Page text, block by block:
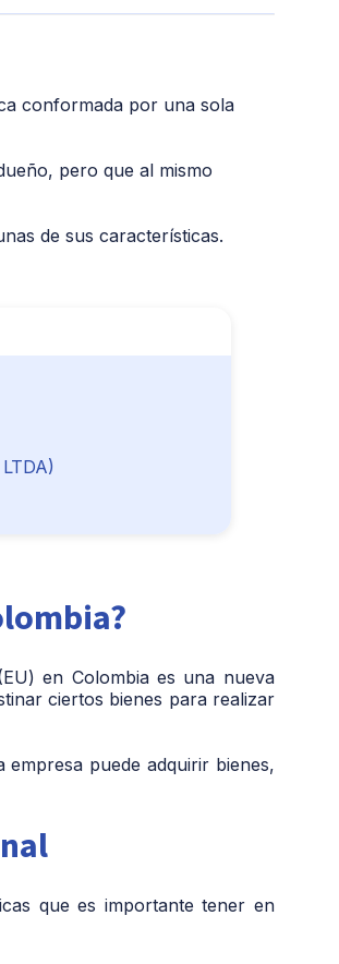
conformada por una sola
pero que al mismo
de sus características.
en Colombia es una nueva
ciertos bienes para realizar
puede adquirir bienes,
que es importante tener en